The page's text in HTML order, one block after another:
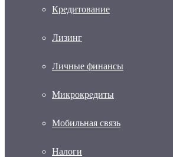
Кредитование
Лизинг
Личные финансы
Микрокредиты
Мобильная связь
Налоги